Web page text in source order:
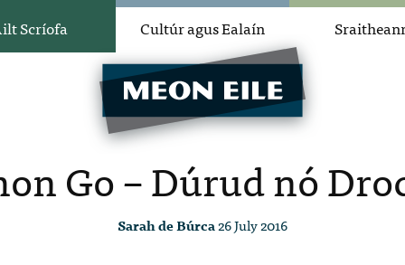
Scríofa Cultúr agus Ealaín
Go – Dúrud nó
Sarah de Búrca26 July 2016